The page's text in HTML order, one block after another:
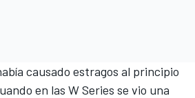
causado estragos al principio
en las W Series se vio una